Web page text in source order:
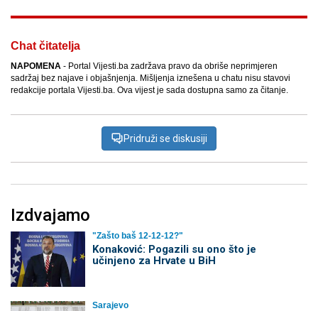
Chat čitatelja
NAPOMENA - Portal Vijesti.ba zadržava pravo da obriše neprimjeren
sadržaj bez najave i objašnjenja. Mišljenja iznešena u chatu nisu stavovi
redakcije portala Vijesti.ba. Ova vijest je sada dostupna samo za čitanje.
Pridruži se diskusiji
Izdvajamo
"Zašto baš 12-12-12?"
Konaković: Pogazili su ono što je
učinjeno za Hrvate u BiH
Sarajevo